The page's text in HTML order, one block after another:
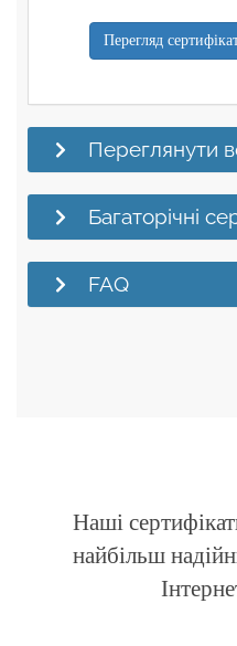
Перегляд
Переглянути
Багаторічні
FAQ
Наші
найбільш